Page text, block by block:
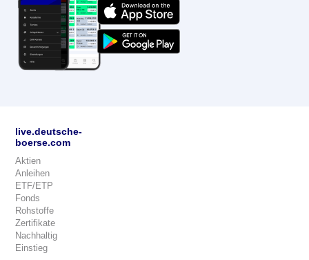
live.deutsche-
boerse.com
Aktien
Anleihen
ETF/ETP
Fonds
Rohstoffe
Zertifikate
Nachhaltig
Einstieg